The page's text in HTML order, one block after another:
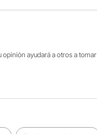
opinión ayudará a otros a